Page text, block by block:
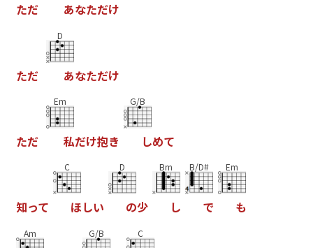
ただ あなただけ
ただ
D
あなただけ
ただ
Em
私だけ抱き
G/B
しめて
知って
C
ほしい
D
の少
Bm
し
B/D#
で
Em
も
Am G/B C